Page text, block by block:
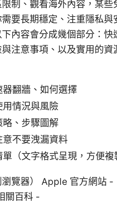
制、觀看海外內容，某些
要長期穩定、注重隱私與
內容會分成幾個部分：快
注意事項、以及實用的資
翻牆、如何選擇
情況與風險
、步驟圖解
不要洩漏資料
（文字格式呈現，方便複
覽器） Apple 官方網站 -
關百科 -